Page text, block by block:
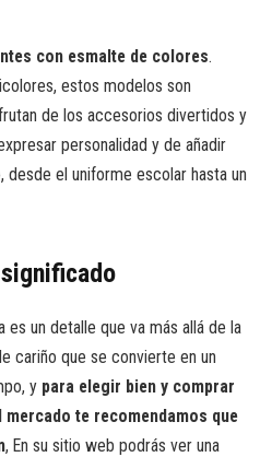
con esmalte de colores.
estos modelos son
de los accesorios divertidos y
personalidad y de añadir
desde el uniforme escolar hasta un
es un detalle que va más allá de la
cariño que se convierte en un
y para elegir bien y comprar
te recomendamos que
, En su sitio web podrás ver una